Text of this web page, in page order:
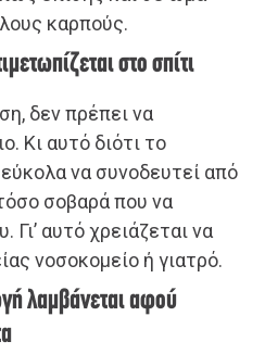
καρπούς.
στο σπίτι
δεν πρέπει να
Κι αυτό διότι το
να συνοδευτεί από
σοβαρά που να
αυτό χρειάζεται να
νοσοκομείο ή γιατρό.
λαμβάνεται αφού